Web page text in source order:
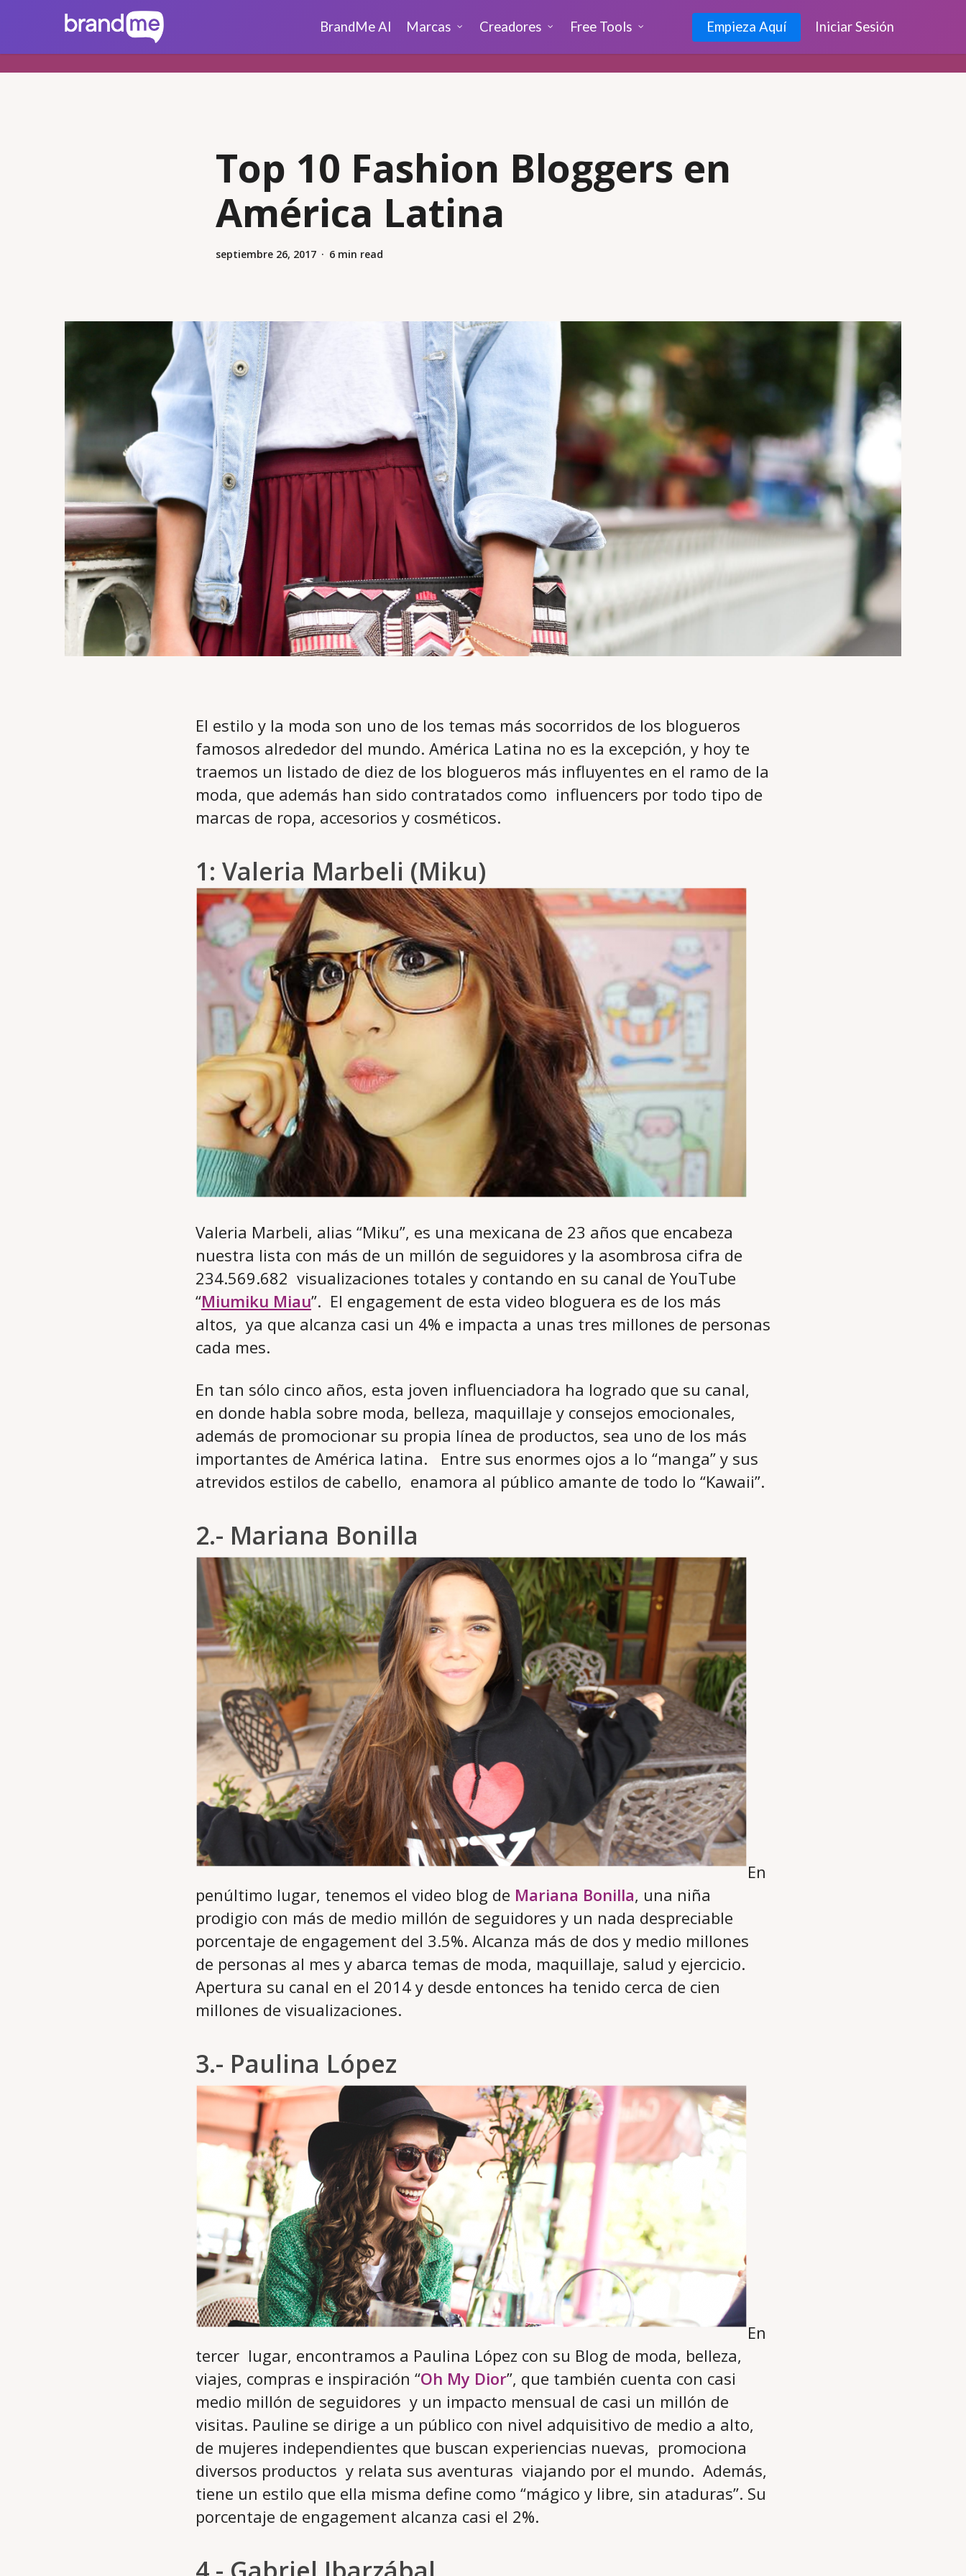
BrandMe AI Marcas Creadores Free Tools Empieza Aquí Iniciar Sesión
Top 10 Fashion Bloggers en
América Latina
septiembre 26, 2017 6 min read
El estilo y la moda son uno de los temas más socorridos de los blogueros
famosos alrededor del mundo. América Latina no es la excepción, y hoy te
traemos un listado de diez de los blogueros más influyentes en el ramo de la
moda, que además han sido contratados como influencers por todo tipo de
marcas de ropa, accesorios y cosméticos.
1: Valeria Marbeli (Miku)
Valeria Marbeli, alias “Miku”, es una mexicana de 23 años que encabeza
nuestra lista con más de un millón de seguidores y la asombrosa cifra de
234.569.682 visualizaciones totales y contando en su canal de YouTube
“Miumiku Miau”. El engagement de esta video bloguera es de los más
altos, ya que alcanza casi un 4% e impacta a unas tres millones de personas
cada mes.
En tan sólo cinco años, esta joven influenciadora ha logrado que su canal,
en donde habla sobre moda, belleza, maquillaje y consejos emocionales,
además de promocionar su propia línea de productos, sea uno de los más
importantes de América latina. Entre sus enormes ojos a lo “manga” y sus
atrevidos estilos de cabello, enamora al público amante de todo lo “Kawaii”.
2.- Mariana Bonilla
En
penúltimo lugar, tenemos el video blog de Mariana Bonilla, una niña
prodigio con más de medio millón de seguidores y un nada despreciable
porcentaje de engagement del 3.5%. Alcanza más de dos y medio millones
de personas al mes y abarca temas de moda, maquillaje, salud y ejercicio.
Apertura su canal en el 2014 y desde entonces ha tenido cerca de cien
millones de visualizaciones.
3.- Paulina López
En
tercer lugar, encontramos a Paulina López con su Blog de moda, belleza,
viajes, compras e inspiración “Oh My Dior”, que también cuenta con casi
medio millón de seguidores y un impacto mensual de casi un millón de
visitas. Pauline se dirige a un público con nivel adquisitivo de medio a alto,
de mujeres independientes que buscan experiencias nuevas, promociona
diversos productos y relata sus aventuras viajando por el mundo. Además,
tiene un estilo que ella misma define como “mágico y libre, sin ataduras”. Su
porcentaje de engagement alcanza casi el 2%.